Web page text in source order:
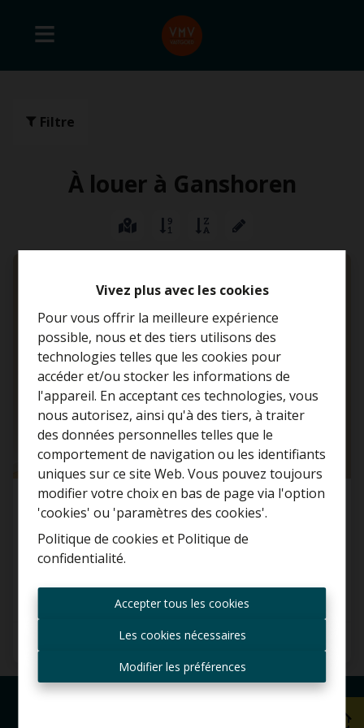
Vivez plus avec les cookies
Pour vous offrir la meilleure expérience
possible, nous et des tiers utilisons des
technologies telles que les cookies pour
accéder et/ou stocker les informations de
l'appareil. En acceptant ces technologies, vous
nous autorisez, ainsi qu'à des tiers, à traiter
des données personnelles telles que le
comportement de navigation ou les identifiants
uniques sur ce site Web. Vous pouvez toujours
modifier votre choix en bas de page via l'option
'cookies' ou 'paramètres des cookies'.
Politique de cookies et Politique de
confidentialité.
Accepter tous les cookies
Les cookies nécessaires
Modifier les préférences
Filtre
À louer à Ganshoren
Appartement lumineux à louer dans une
petite copropriété !
1083 Ganshoren
65 m²
Curieux de connaître la
valeur de votre maison ?
Estimation gratuite
Toujours être le premier
informé des nouvelles
offres ?
mail